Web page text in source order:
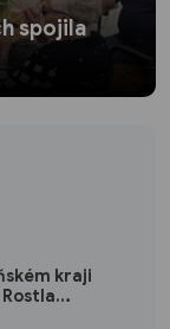
spojila
kraji